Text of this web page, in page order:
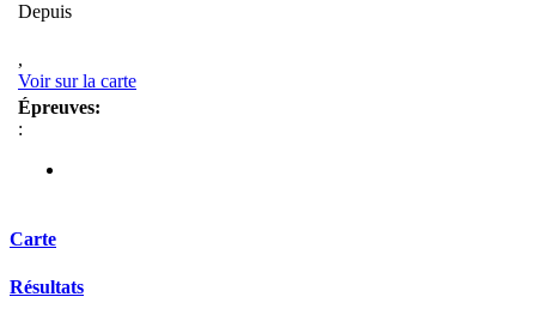
Depuis
,
Voir sur la carte
Épreuves:
:
Carte
Résultats